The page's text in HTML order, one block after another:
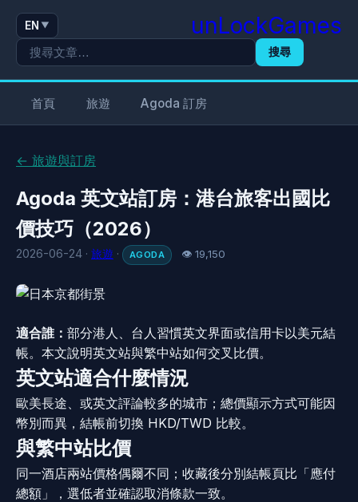
EN ▼ unLockGames
搜尋
首頁 旅遊 Agoda 訂房
← 旅遊與訂房
Agoda 英文站訂房：港台旅客出國比
價技巧（2026）
2026-06-24 · 旅遊 · AGODA 👁 19,150
適合誰： 部分港人、台人習慣英文界面或信用卡以美元結
帳。本文說明英文站與繁中站如何交叉比價。
英文站適合什麼情況
歐美長途、或英文評論較多的城市；總價顯示方式可能因
幣別而異，結帳前切換 HKD/TWD 比較。
與繁中站比價
同一酒店兩站價格偶爾不同；收藏後分別結帳頁比「應付
總額」，選低者並確認取消條款一致。